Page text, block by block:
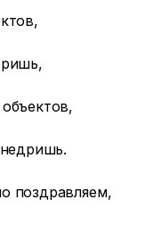
поздравляем,